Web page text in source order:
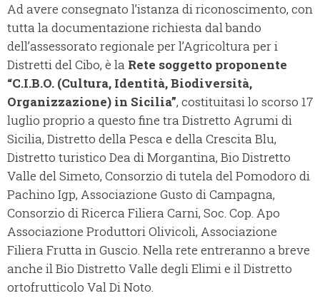
Ad avere consegnato l’istanza di riconoscimento, con
tutta la documentazione richiesta dal bando
dell’assessorato regionale per l’Agricoltura per i
Distretti del Cibo, è la Rete soggetto proponente
“C.I.B.O. (Cultura, Identità, Biodiversità,
Organizzazione) in Sicilia”, costituitasi lo scorso 17
luglio proprio a questo fine tra Distretto Agrumi di
Sicilia, Distretto della Pesca e della Crescita Blu,
Distretto turistico Dea di Morgantina, Bio Distretto
Valle del Simeto, Consorzio di tutela del Pomodoro di
Pachino Igp, Associazione Gusto di Campagna,
Consorzio di Ricerca Filiera Carni, Soc. Cop. Apo
Associazione Produttori Olivicoli, Associazione
Filiera Frutta in Guscio. Nella rete entreranno a breve
anche il Bio Distretto Valle degli Elimi e il Distretto
ortofrutticolo Val Di Noto.